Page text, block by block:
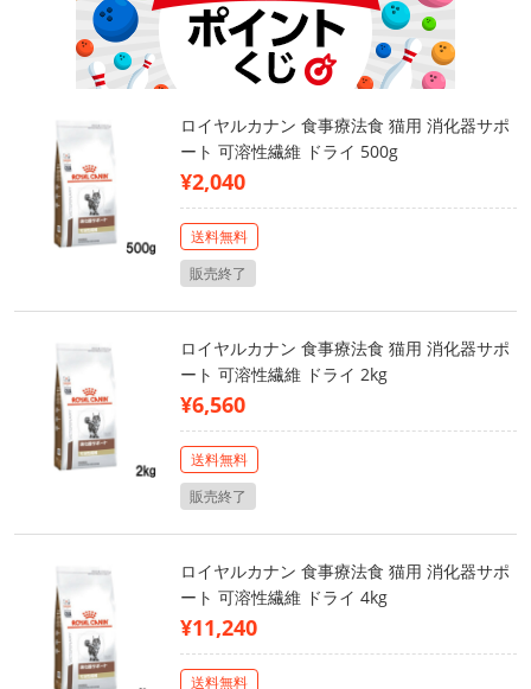
ロイヤルカナン 食事療法食 猫用 消化器サポ
ート 可溶性繊維 ドライ 500g
¥2,040
送料無料
販売終了
ロイヤルカナン 食事療法食 猫用 消化器サポ
ート 可溶性繊維 ドライ 2kg
¥6,560
送料無料
販売終了
ロイヤルカナン 食事療法食 猫用 消化器サポ
ート 可溶性繊維 ドライ 4kg
¥11,240
送料無料